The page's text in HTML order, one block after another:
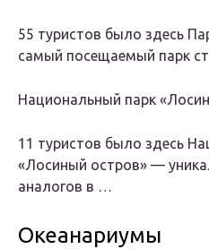
55 туристов было здесь
самый посещаемый парк
Национальный парк
11 туристов было здесь
«Лосиный остров» —
аналогов в …
Океанариумы